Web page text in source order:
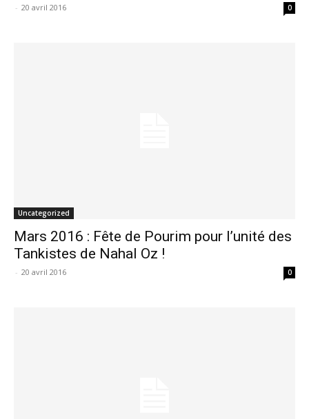
- 20 avril 2016 0
Uncategorized
Mars 2016 : Fête de Pourim pour l’unité des
Tankistes de Nahal Oz !
- 20 avril 2016 0